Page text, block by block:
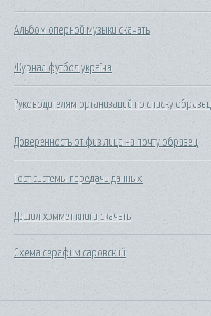
Альбом оперной музыки скачать
Журнал футбол україна
Руководителям организаций по списку образец
Доверенность от физ лица на почту образец
Гост системы передачи данных
Дэшил хэммет книги скачать
Схема серафим саровский